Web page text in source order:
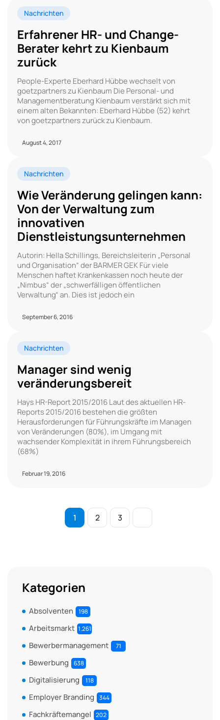
Nachrichten
Erfahrener HR- und Change-
Berater kehrt zu Kienbaum
zurück
People-Experte Eberhard Hübbe wechselt von
goetzpartners zu Kienbaum Die Personal- und
Managementberatung Kienbaum verstärkt sich mit
einem alten Bekannten: Eberhard Hübbe (52) kehrt
von goetzpartners zurück zu Kienbaum.
August 4, 2017
Nachrichten
Wie Veränderung gelingen kann:
Von der Verwaltung zum
innovativen
Dienstleistungsunternehmen
Autorin: Hella Schillings, Bereichsleiterin „Personal
und Organisation“ der BARMER GEK Für viele
Menschen haftet Krankenkassen noch heute der
„Nimbus“ der „schwerfälligen öffentlichen
Verwaltung“ an. Dies ist jedoch ein
September 6, 2016
Nachrichten
Manager sind wenig
veränderungsbereit
Hays HR-Report 2015/2016 Laut des aktuellen HR-
Reports 2015/2016 bestehen die größten
Herausforderungen für Führungskräfte im Managen
von Veränderungen (80%), im Umgang mit
wachsender Komplexität in ihrem Führungsbereich
(68%)
Februar 19, 2016
1 2 3
Kategorien
Absolventen 198
Arbeitsmarkt 1.261
Bewerbermanagement 71
Bewerbung 638
Digitalisierung 118
Employer Branding 344
Fachkräftemangel 202